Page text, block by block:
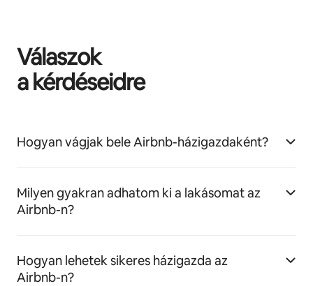
Válaszok
a kérdéseidre
Hogyan vágjak bele Airbnb-házigazdaként?
Milyen gyakran adhatom ki a lakásomat az
Airbnb-n?
Hogyan lehetek sikeres házigazda az
Airbnb-n?